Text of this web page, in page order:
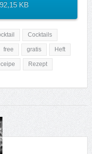
KB
Cocktails
free gratis Heft
Rezept